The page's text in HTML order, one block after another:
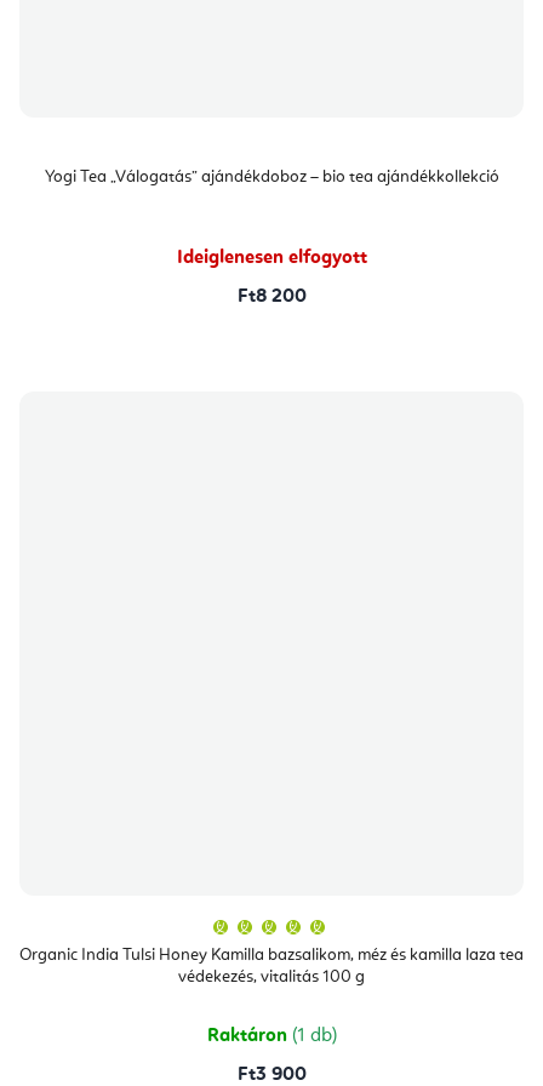
Yogi Tea „Válogatás” ajándékdoboz – bio tea ajándékkollekció
Ideiglenesen elfogyott
Ft8 200
Organic India Tulsi Honey Kamilla bazsalikom, méz és kamilla laza tea
védekezés, vitalitás 100 g
átlagos
értékelése
5-
csillag.
Raktáron (1 db)
Ft3 900